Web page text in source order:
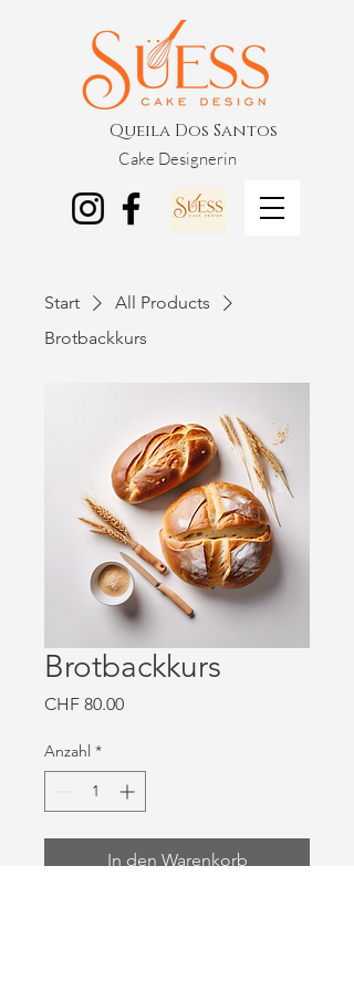
Queila Dos Santos
Cake Designerin
Start
All Products
Brotbackkurs
Brotbackkurs
CHF 80.00Preis
Anzahl *
In den Warenkorb